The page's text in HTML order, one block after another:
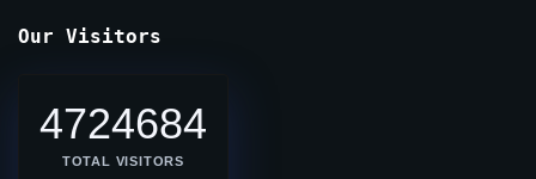
Our Visitors
4724684
TOTAL VISITORS